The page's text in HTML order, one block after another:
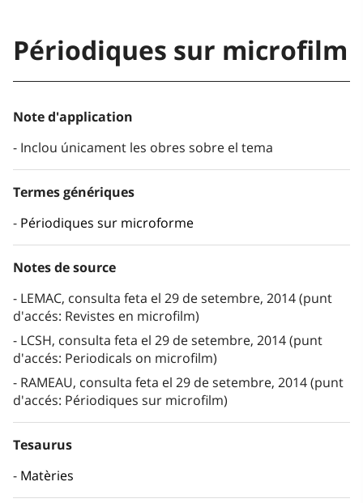
Périodiques sur microfilm
Note d'application
Inclou únicament les obres sobre el tema
Termes génériques
Périodiques sur microforme
Notes de source
LEMAC, consulta feta el 29 de setembre, 2014 (punt
d'accés: Revistes en microfilm)
LCSH, consulta feta el 29 de setembre, 2014 (punt
d'accés: Periodicals on microfilm)
RAMEAU, consulta feta el 29 de setembre, 2014 (punt
d'accés: Périodiques sur microfilm)
Tesaurus
Matèries